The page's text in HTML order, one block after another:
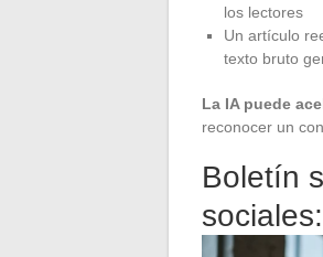
los lectores
Un artículo
texto bruto
La IA puede
reconocer un
Boletín